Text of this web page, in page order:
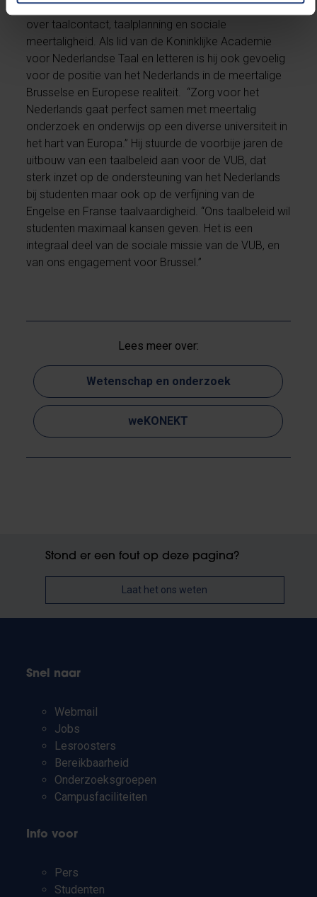
Wim Vandenbusscheis neerlandicus en geeft les
over taalcontact, taalplanning en sociale
meertaligheid. Als lid van de Koninklijke Academie
voor Nederlandse Taal en letteren is hij ook gevoelig
voor de positie van het Nederlands in de meertalige
Brusselse en Europese realiteit. “Zorg voor het
Nederlands gaat perfect samen met meertalig
onderzoek en onderwijs op een diverse universiteit in
het hart van Europa.” Hij stuurde de voorbije jaren de
uitbouw van een taalbeleid aan voor de VUB, dat
sterk inzet op de ondersteuning van het Nederlands
bij studenten maar ook op de verfijning van de
Engelse en Franse taalvaardigheid. “Ons taalbeleid wil
studenten maximaal kansen geven. Het is een
integraal deel van de sociale missie van de VUB, en
van ons engagement voor Brussel.”
Lees meer over:
Wetenschap en onderzoek
weKONEKT
Stond er een fout op deze pagina?
Laat het ons weten
Snel naar
Webmail
Jobs
Lesroosters
Bereikbaarheid
Onderzoeksgroepen
Campusfaciliteiten
Info voor
Pers
Studenten